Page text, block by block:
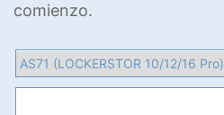
comienzo.